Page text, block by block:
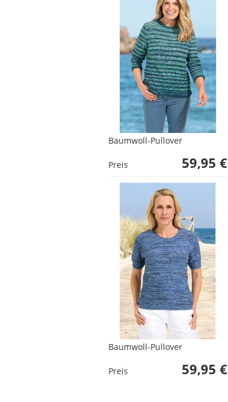
Baumwoll-Pullover
Preis 59,95 €
Baumwoll-Pullover
Preis 59,95 €